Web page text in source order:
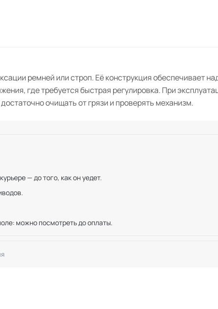
ремней или строп. Её конструкция обеспечивает
где требуется быстрая регулировка. При
очищать от грязи и проверять механизм.
— до того, как он уедет.
можно посмотреть до оплаты.